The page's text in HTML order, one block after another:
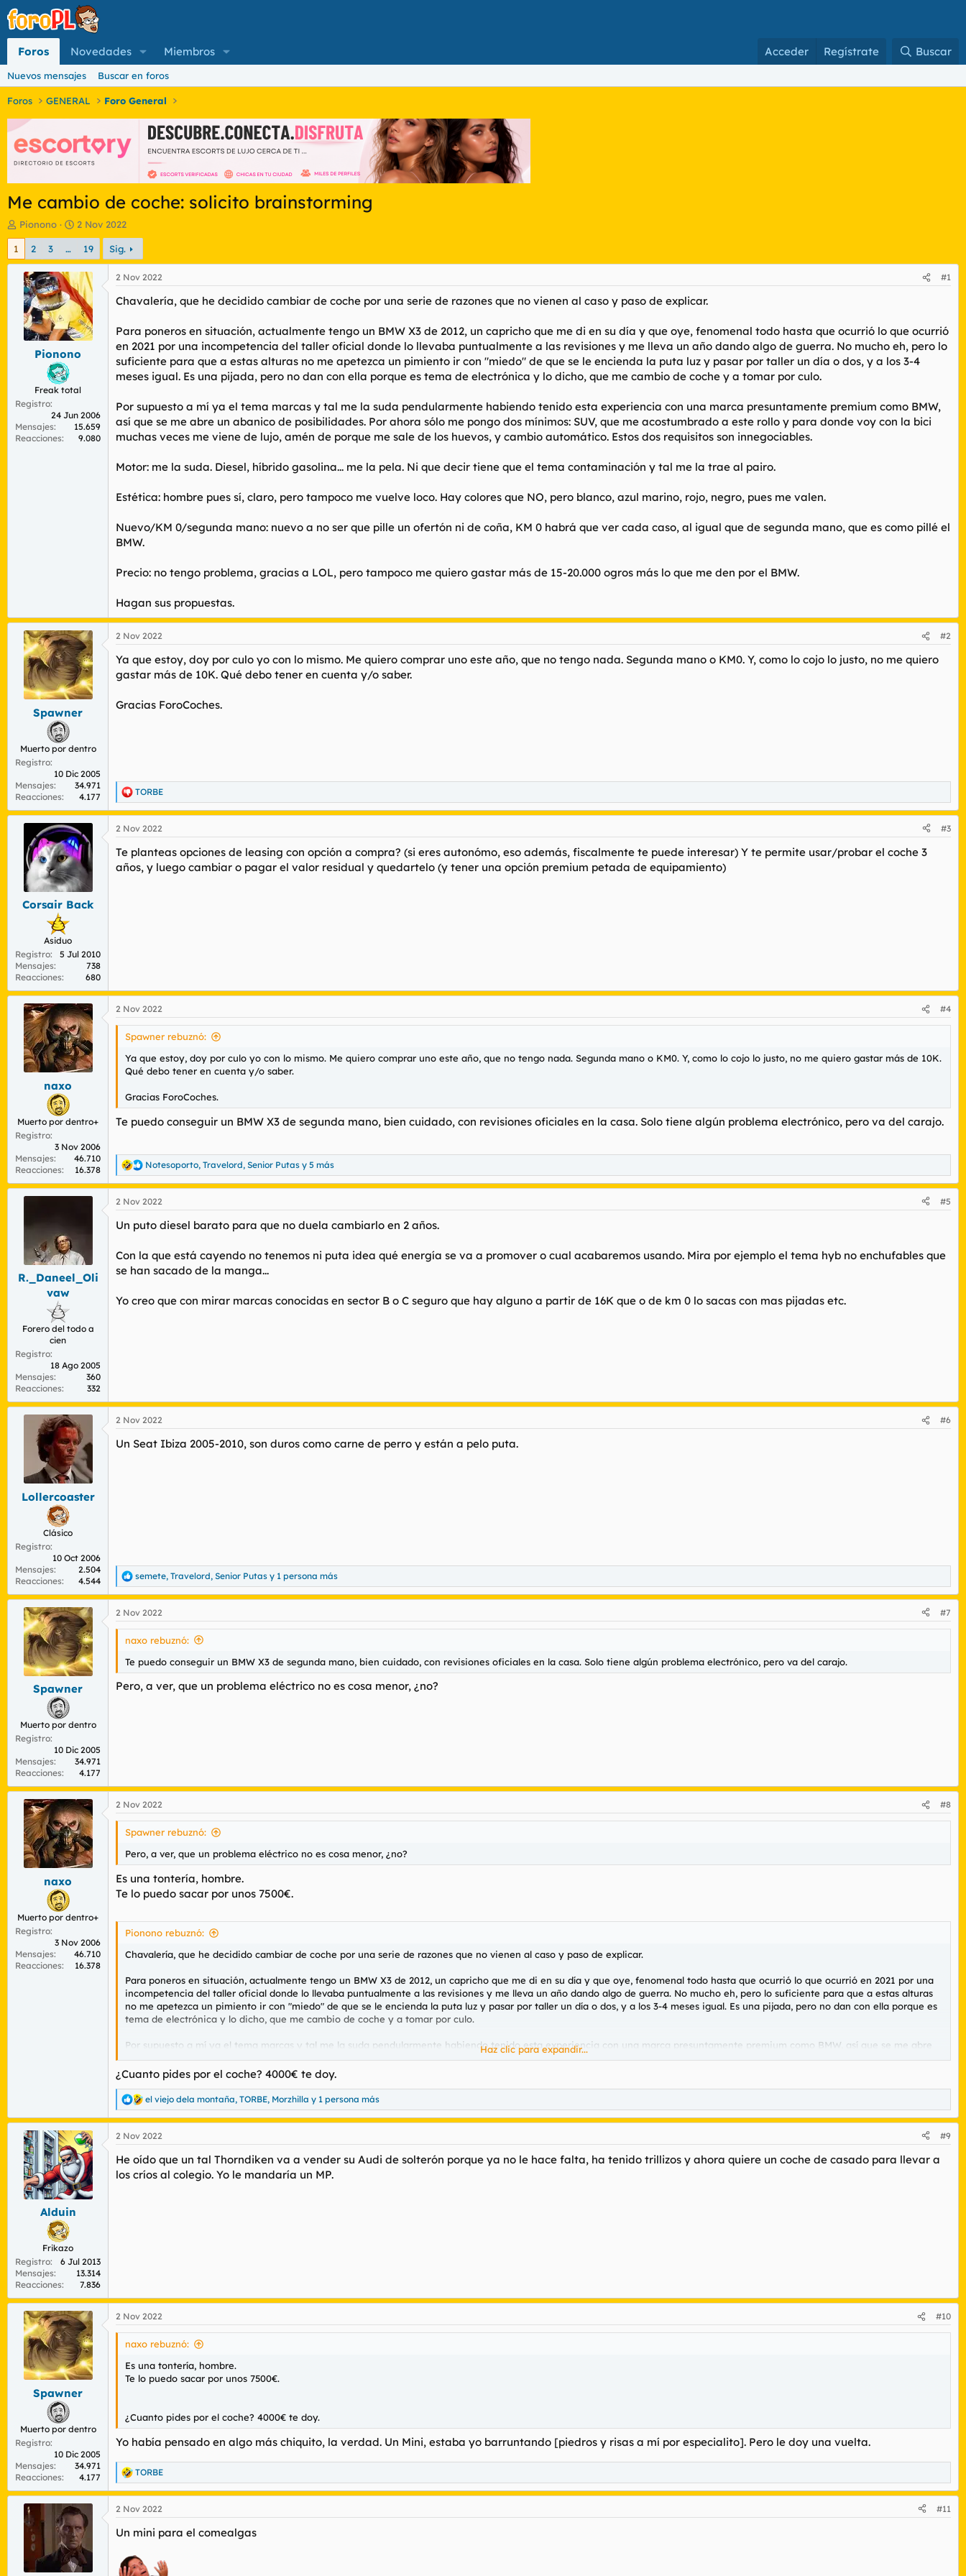
Foros Novedades Miembros Acceder Regístrate Buscar
Nuevos mensajes Buscar en foros
Foros GENERAL Foro General
Me cambio de coche: solicito brainstorming
I
n
c
a
d
o
d
m
Pionono
F
e
h
a
d
e
i
n
i
c
2 Nov 2022
1 2 3 … 19 Sig.
Pionono
Freak total
Registro
24 Jun 2006
Mensajes
15.659
Reacciones
9.080
2 Nov 2022 #1
Chavalería, que he decidido cambiar de coche por una serie de razones que no vienen al caso y paso de explicar.
Para poneros en situación, actualmente tengo un BMW X3 de 2012, un capricho que me di en su día y que oye, fenomenal todo hasta que ocurrió lo que ocurrió
en 2021 por una incompetencia del taller oficial donde lo llevaba puntualmente a las revisiones y me lleva un año dando algo de guerra. No mucho eh, pero lo
suficiente para que a estas alturas no me apetezca un pimiento ir con "miedo" de que se le encienda la puta luz y pasar por taller un día o dos, y a los 3-4
meses igual. Es una pijada, pero no dan con ella porque es tema de electrónica y lo dicho, que me cambio de coche y a tomar por culo.
Por supuesto a mí ya el tema marcas y tal me la suda pendularmente habiendo tenido esta experiencia con una marca presuntamente premium como BMW,
así que se me abre un abanico de posibilidades. Por ahora sólo me pongo dos mínimos: SUV, que me acostumbrado a este rollo y para donde voy con la bici
muchas veces me viene de lujo, amén de porque me sale de los huevos, y cambio automático. Estos dos requisitos son innegociables.
Motor: me la suda. Diesel, híbrido gasolina... me la pela. Ni que decir tiene que el tema contaminación y tal me la trae al pairo.
Estética: hombre pues sí, claro, pero tampoco me vuelve loco. Hay colores que NO, pero blanco, azul marino, rojo, negro, pues me valen.
Nuevo/KM 0/segunda mano: nuevo a no ser que pille un ofertón ni de coña, KM 0 habrá que ver cada caso, al igual que de segunda mano, que es como pillé el
BMW.
Precio: no tengo problema, gracias a LOL, pero tampoco me quiero gastar más de 15-20.000 ogros más lo que me den por el BMW.
Hagan sus propuestas.
Spawner
Muerto por dentro
Registro
10 Dic 2005
Mensajes
34.971
Reacciones
4.177
2 Nov 2022 #2
Ya que estoy, doy por culo yo con lo mismo. Me quiero comprar uno este año, que no tengo nada. Segunda mano o KM0. Y, como lo cojo lo justo, no me quiero
gastar más de 10K. Qué debo tener en cuenta y/o saber.
Gracias ForoCoches.
R
e
a
c
i
o
TORBE
Corsair Back
Asiduo
Registro
5 Jul 2010
Mensajes
738
Reacciones
680
2 Nov 2022 #3
Te planteas opciones de leasing con opción a compra? (si eres autonómo, eso además, fiscalmente te puede interesar) Y te permite usar/probar el coche 3
años, y luego cambiar o pagar el valor residual y quedartelo (y tener una opción premium petada de equipamiento)
naxo
Muerto por dentro+
Registro
3 Nov 2006
Mensajes
46.710
Reacciones
16.378
2 Nov 2022 #4
Spawner rebuznó:
Ya que estoy, doy por culo yo con lo mismo. Me quiero comprar uno este año, que no tengo nada. Segunda mano o KM0. Y, como lo cojo lo justo, no me quiero gastar más de 10K.
Qué debo tener en cuenta y/o saber.
Gracias ForoCoches.
Te puedo conseguir un BMW X3 de segunda mano, bien cuidado, con revisiones oficiales en la casa. Solo tiene algún problema electrónico, pero va del carajo.
R
e
a
c
i
n
e
s
Notesoporto, Travelord, Senior Putas y 5 más
R._Daneel_Oli
vaw
Forero del todo a
cien
Registro
18 Ago 2005
Mensajes
360
Reacciones
332
2 Nov 2022 #5
Un puto diesel barato para que no duela cambiarlo en 2 años.
Con la que está cayendo no tenemos ni puta idea qué energía se va a promover o cual acabaremos usando. Mira por ejemplo el tema hyb no enchufables que
se han sacado de la manga...
Yo creo que con mirar marcas conocidas en sector B o C seguro que hay alguno a partir de 16K que o de km 0 lo sacas con mas pijadas etc.
Lollercoaster
Clásico
Registro
10 Oct 2006
Mensajes
2.504
Reacciones
4.544
2 Nov 2022 #6
Un Seat Ibiza 2005-2010, son duros como carne de perro y están a pelo puta.
R
e
a
c
c
n
e
s
semete, Travelord, Senior Putas y 1 persona más
Spawner
Muerto por dentro
Registro
10 Dic 2005
Mensajes
34.971
Reacciones
4.177
2 Nov 2022 #7
naxo rebuznó:
Te puedo conseguir un BMW X3 de segunda mano, bien cuidado, con revisiones oficiales en la casa. Solo tiene algún problema electrónico, pero va del carajo.
Pero, a ver, que un problema eléctrico no es cosa menor, ¿no?
naxo
Muerto por dentro+
Registro
3 Nov 2006
Mensajes
46.710
Reacciones
16.378
2 Nov 2022 #8
Spawner rebuznó:
Pero, a ver, que un problema eléctrico no es cosa menor, ¿no?
Es una tontería, hombre.
Te lo puedo sacar por unos 7500€.
Pionono rebuznó:
Chavalería, que he decidido cambiar de coche por una serie de razones que no vienen al caso y paso de explicar.
Para poneros en situación, actualmente tengo un BMW X3 de 2012, un capricho que me di en su día y que oye, fenomenal todo hasta que ocurrió lo que ocurrió en 2021 por una
incompetencia del taller oficial donde lo llevaba puntualmente a las revisiones y me lleva un año dando algo de guerra. No mucho eh, pero lo suficiente para que a estas alturas
no me apetezca un pimiento ir con "miedo" de que se le encienda la puta luz y pasar por taller un día o dos, y a los 3-4 meses igual. Es una pijada, pero no dan con ella porque es
tema de electrónica y lo dicho, que me cambio de coche y a tomar por culo.
Por supuesto a mí ya el tema marcas y tal me la suda pendularmente habiendo tenido esta experiencia con una marca presuntamente premium como BMW, así que se me abre
un abanico de posibilidades. Por ahora sólo me pongo dos mínimos: SUV, que me acostumbrado a este rollo y para donde voy con la bici muchas veces me viene de lujo, amén de
porque me sale de los huevos, y cambio automático. Estos dos requisitos son innegociables.
Motor: me la suda. Diesel, híbrido gasolina... me la pela. Ni que decir tiene que el tema contaminación y tal me la trae al pairo.
Estética: hombre pues sí, claro, pero tampoco me vuelve loco. Hay colores que NO, pero blanco, azul marino, rojo, negro, pues me valen.
Nuevo/KM 0/segunda mano: nuevo a no ser que pille un ofertón ni de coña, KM 0 habrá que ver cada caso, al igual que de segunda mano, que es como pillé el BMW.
Precio: no tengo problema, gracias a LOL, pero tampoco me quiero gastar más de 15-20.000 ogros más lo que me den por el BMW.
Haz clic para expandir...
¿Cuanto pides por el coche? 4000€ te doy.
R
e
a
c
i
o
el viejo dela montaña, TORBE, Morzhilla y 1 persona más
Alduin
Frikazo
Registro
6 Jul 2013
Mensajes
13.314
Reacciones
7.836
2 Nov 2022 #9
He oído que un tal Thorndiken va a vender su Audi de solterón porque ya no le hace falta, ha tenido trillizos y ahora quiere un coche de casado para llevar a
los críos al colegio. Yo le mandaría un MP.
Spawner
Muerto por dentro
Registro
10 Dic 2005
Mensajes
34.971
Reacciones
4.177
2 Nov 2022 #10
naxo rebuznó:
Es una tontería, hombre.
Te lo puedo sacar por unos 7500€.
¿Cuanto pides por el coche? 4000€ te doy.
Yo había pensado en algo más chiquito, la verdad. Un Mini, estaba yo barruntando [piedros y risas a mí por especialito]. Pero le doy una vuelta.
R
e
a
c
i
n
e
TORBE
2 Nov 2022 #11
Un mini para el comealgas